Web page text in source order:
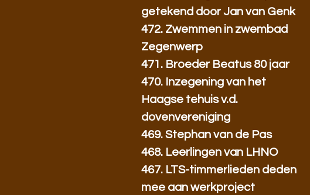
getekend door Jan van Genk
472. Zwemmen in zwembad
Zegenwerp
471. Broeder Beatus 80 jaar
470. Inzegening van het
Haagse tehuis v.d.
dovenvereniging
469. Stephan van de Pas
468. Leerlingen van LHNO
467. LTS-timmerlieden deden
mee aan werkproject